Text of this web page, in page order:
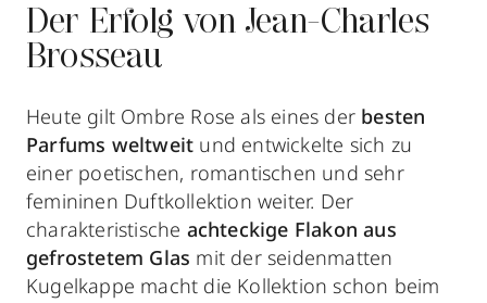
Der Erfolg von Jean-Charles
Brosseau
Heute gilt Ombre Rose als eines der besten
Parfums weltweit und entwickelte sich zu
einer poetischen, romantischen und sehr
femininen Duftkollektion weiter. Der
charakteristische achteckige Flakon aus
gefrostetem Glas mit der seidenmatten
Kugelkappe macht die Kollektion schon beim